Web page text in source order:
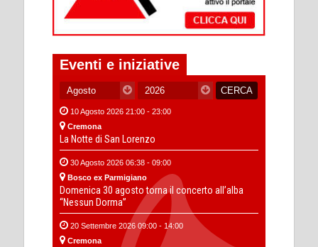
Eventi e iniziative
10 Agosto 2026 21:00 - 23:00
Cremona
La Notte di San Lorenzo
30 Agosto 2026 06:38 - 09:00
Bosco ex Parmigiano
Domenica 30 agosto torna il concerto all’alba
“Nessun Dorma”
20 Settembre 2026 09:00 - 14:00
Cremona